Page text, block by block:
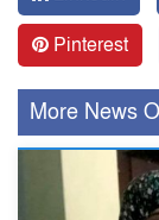
Pinterest
More News